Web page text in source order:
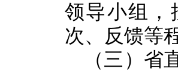
领导小组，
次、反馈等
（三）